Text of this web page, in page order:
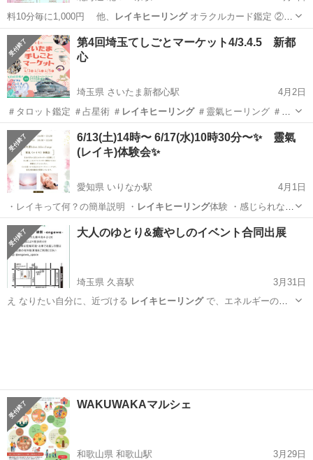
料10分毎に1,000円 他、
レイキヒーリングオラクルカード鑑定 ②
カラ…
北海道 札幌市 北３４条駅 チャネリング
第4回埼玉てしごとマーケット4/3.4.5 新都
心
埼玉県 さいたま新都心駅
4月2日
＃タロット鑑定 ＃占星術 ＃ レイキヒーリング＃靈氣ヒーリング ＃チ
ャネ…
埼玉 さいたま市 さいたま新都心駅 その他 ヒーリング
6/13(土)14時〜 6/17(水)10時30分〜✨ 靈氣
(レイキ)体験会✨
愛知県 いりなか駅
4月1日
・レイキって何？の簡単説明 ・ レイキヒーリング体験 ・感じられない
／使えてい…
愛知 名古屋市 いりなか駅 ワークショップ レイキ
大人のゆとり&癒やしのイベント合同出展
埼玉県 久喜駅
3月31日
え なりたい自分に、近づける レイキヒーリングで、エネルギーの循
WAKUWAKAマルシェ
和歌山県 和歌山駅
3月29日